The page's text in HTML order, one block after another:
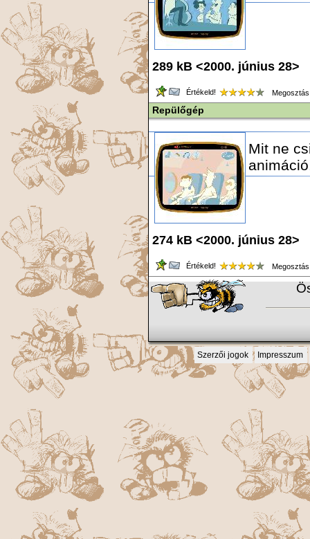
289 kB <2000. június 28>
Értékeld!
Repülőgép
Mit ne
274 kB <2000. június 28>
Értékeld!
Szerzői jogok Impresszum